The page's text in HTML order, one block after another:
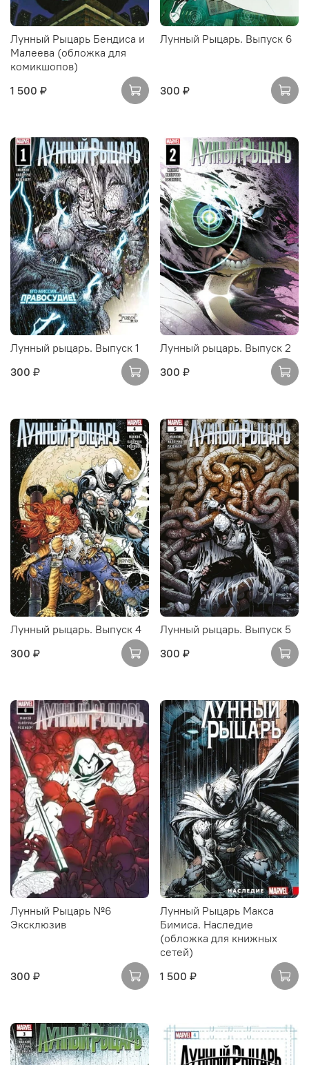
Лунный Рыцарь Бендиса и
Малеева (обложка для
комикшопов)
1 500 ₽
Лунный Рыцарь. Выпуск 6
300 ₽
Лунный рыцарь. Выпуск 1
300 ₽
Лунный рыцарь. Выпуск 2
300 ₽
Лунный рыцарь. Выпуск 4
300 ₽
Лунный рыцарь. Выпуск 5
300 ₽
Лунный Рыцарь №6
Эксклюзив
300 ₽
Лунный Рыцарь Макса
Бимиса. Наследие
(обложка для книжных
сетей)
1 500 ₽